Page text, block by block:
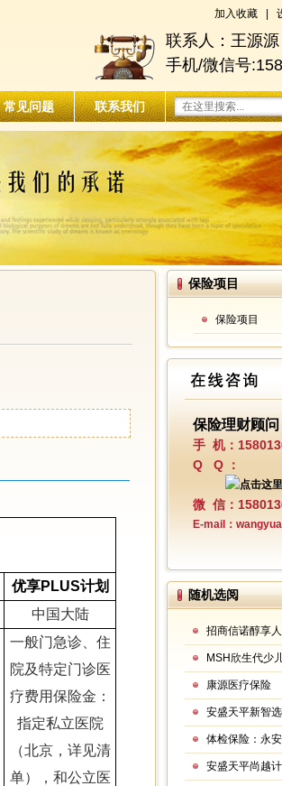
加入收藏
联系人：王源源
手机/微信号
常见问题 联系我们
优享PLUS计划
中国大陆
一般门急诊、住
院及特定门诊医
疗费用保险金：
指定私立医院
（北京，详见清
单），和公立医
保险项目
保险项目
保险理财顾
手 机：
Q Q ：
微 信：
随机选阅
康源医疗保险
安盛天平新智
体检保险：永
安盛天平尚越计